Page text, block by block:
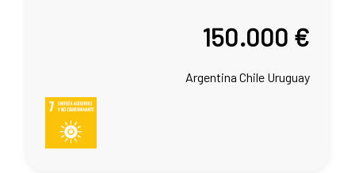
150.000 €
Argentina Chile Uruguay